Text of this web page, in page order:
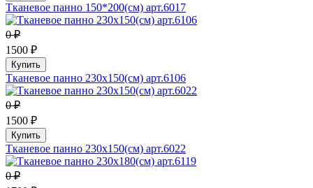
Тканевое панно 150*200(см) арт.6017
0 ₽
1500 ₽
Купить
Тканевое панно 230х150(см) арт.6106
0 ₽
1500 ₽
Купить
Тканевое панно 230х150(см) арт.6022
0 ₽